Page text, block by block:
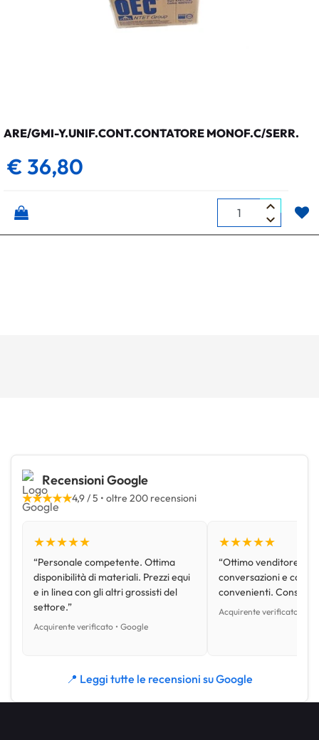
ARE/GMI-Y.UNIF.CONT.CONTATORE MONOF.C/SERR.
€ 36,80
Quantità
Recensioni Google
★★★★★4,9 / 5 • oltre 200 recensioni
★★★★★
“Personale competente. Ottima
disponibilità di materiali. Prezzi equi
e in linea con gli altri grossisti del
settore.”
Acquirente verificato • Google
★★★★★
“Ottimo venditore,
conversazioni e con
convenienti.
Acquirente verificato •
📍 Leggi tutte le recensioni su Google